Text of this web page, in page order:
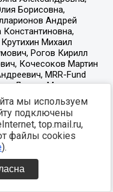
мы используем
подключены
top.mail.ru,
файлы cookies
).